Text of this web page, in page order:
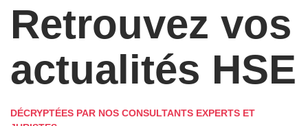
Retrouvez vos
actualités HSE
DÉCRYPTÉES PAR NOS CONSULTANTS EXPERTS ET